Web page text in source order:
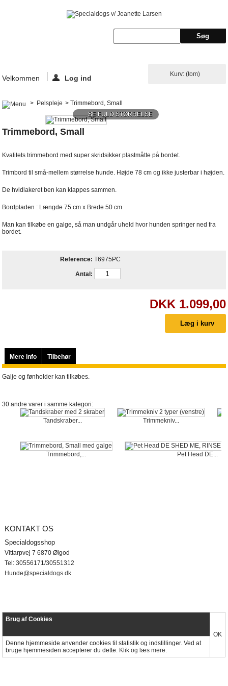
Kurv: (tom)
Velkommen Log ind
> Pelspleje > Trimmebord, Small
SE FULD STØRRELSE
Trimmebord, Small
Kvalitets trimmebord med super skridsikker plastmåtte på bordet.
Trimbord til små-mellem størrelse hunde. Højde 78 cm og ikke justerbar i højden.
De hvidlakeret ben kan klappes sammen.
Bordpladen : Længde 75 cm x Brede 50 cm
Man kan tilkøbe en galge, så man undgår uheld hvor hunden springer ned fra
bordet.
Reference: T6975PC
Antal:
DKK 1.099,00
Mere info Tilbehør
Galje og fønholder kan tilkøbes.
30 andre varer i samme kategori:
Tandskraber... Trimmekniv...
Trimmebord,... Pet Head DE...
KONTAKT OS
Specialdogsshop
Vittarpvej 7 6870 Ølgod
Tel: 30556171/30551312
Hunde@specialdogs.dk
Brug af Cookies
OK
Denne hjemmeside anvender cookies til statistik og indstillinger. Ved at
bruge hjemmesiden accepterer du dette. Klik og læs mere.